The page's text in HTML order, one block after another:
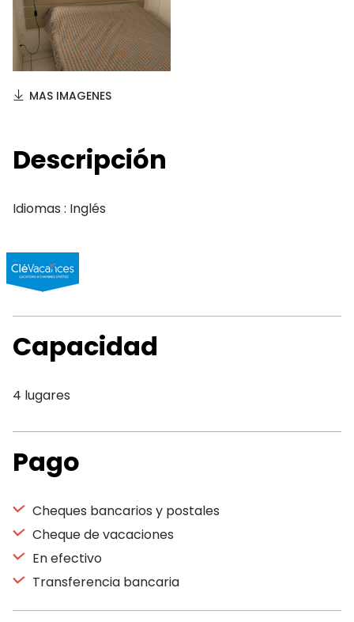
MAS IMAGENES
Descripción
Idiomas : Inglés
Capacidad
4 lugares
Pago
Cheques bancarios y postales
Cheque de vacaciones
En efectivo
Transferencia bancaria